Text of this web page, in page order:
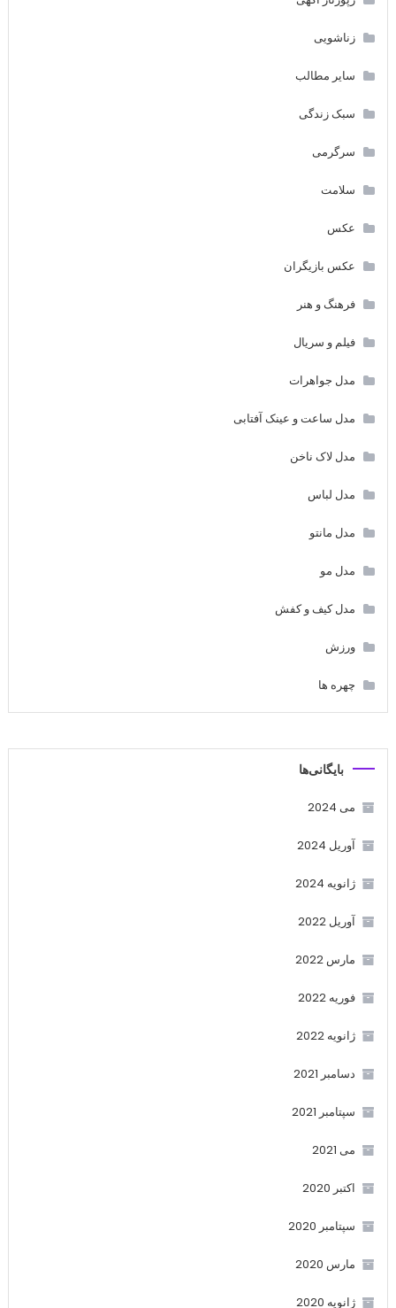
زناشویی
سایر مطالب
سبک زندگی
سرگرمی
سلامت
عکس
عکس بازیگران
فرهنگ و هنر
فیلم و سریال
مدل جواهرات
مدل ساعت و عینک آفتابی
مدل لاک ناخن
مدل لباس
مدل مانتو
مدل مو
مدل کیف و کفش
ورزش
چهره ها
بایگانی‌ها
می 2024
آوریل 2024
ژانویه 2024
آوریل 2022
مارس 2022
فوریه 2022
ژانویه 2022
دسامبر 2021
سپتامبر 2021
می 2021
اکتبر 2020
سپتامبر 2020
مارس 2020
ژانویه 2020